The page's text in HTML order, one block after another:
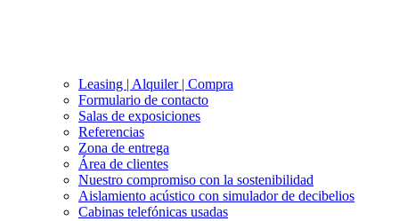
Leasing | Alquiler | Compra
Formulario de contacto
Salas de exposiciones
Referencias
Zona de entrega
Área de clientes
Nuestro compromiso con la sostenibilidad
Aislamiento acústico con simulador de decibelios
Cabinas telefónicas usadas